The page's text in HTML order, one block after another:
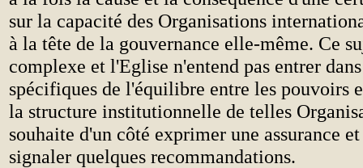
sur la capacité des Organisations
à la tête de la gouvernance elle-même. Ce
complexe et l'Eglise n'entend pas entrer
spécifiques de l'équilibre entre les pouvoirs
la structure institutionnelle de telles
souhaite d'un côté exprimer une assurance
signaler quelques recommandations.